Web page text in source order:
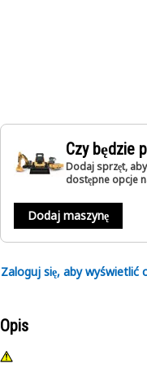
Czy będzie
Dodaj sprzęt,
dostępne opcje
Dodaj maszynę
Zaloguj się, aby wyświetlić
Opis